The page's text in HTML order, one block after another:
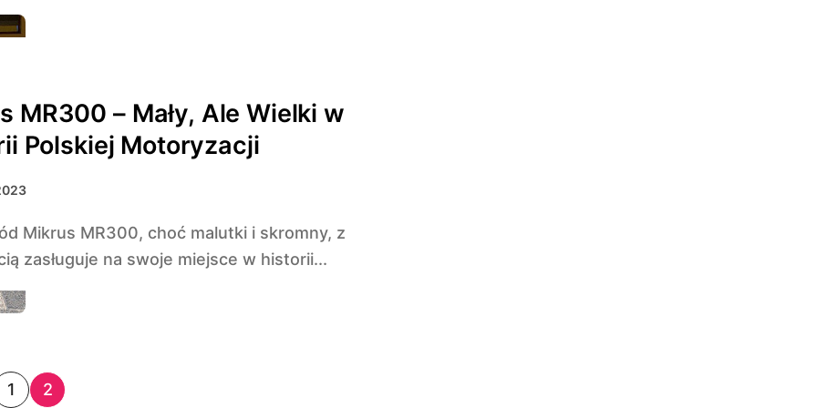
MR300 – Mały, Ale Wielki w
Polskiej Motoryzacji
zasługuje na swoje miejsce w historii...
1 2